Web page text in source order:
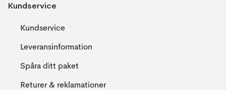
Kundservice
Kundservice
Leveransinformation
Spåra ditt paket
Returer & reklamationer